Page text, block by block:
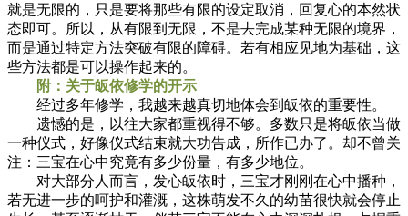
就是无限的，只是要将那些有限的设定取消，回复心的本然状
态即可。所以，从有限到无限，不是去完成某种无限的境界，
而是通过特定方法突破有限的障碍。若有相应见地为基础，这
些方法都是可以操作起来的。
附：关于皈依修学的开示
经过多年修学，我越来越真切地体会到皈依的重要性。
遗憾的是，以往大家都重视得不够。多数只是将皈依当做
一种仪式，好像仪式结束就大功告成，所作已办了。却不曾关
注：三宝在心中究竟有多少份量，有多少地位。
对大部分人而言，发心皈依时，三宝才刚刚在心中播种，
若无进一步的呵护和灌溉，这株萌发不久的幼苗很快就会停止